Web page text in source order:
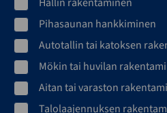
Pihasaunan hankkiminen
Autotallin tai katoksen
Mökin tai huvilan
Aitan tai varaston
Talolaajennuksen